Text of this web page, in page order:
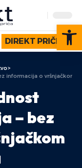
DIREKT PRIČE
>
informacija o vršnjačkom
– bez